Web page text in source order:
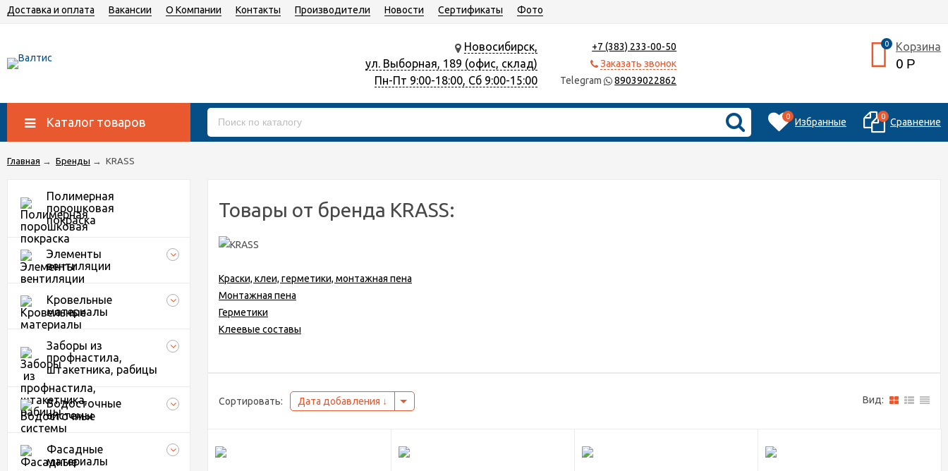
Доставка и оплата Вакансии О Компании Контакты Производители Новости Сертификаты Фото
Новосибирск,
ул. Выборная, 189 (офис, склад)
Пн-Пт 9:00-18:00, Сб 9:00-15:00
+7 (383) 233-00-50
Заказать звонок
Telegram
89039022862
0 Корзина
0 Р
Каталог товаров 0 Избранные 0 Сравнение
Главная → Бренды → KRASS
Полимерная
порошковая
покраска
Элементы
вентиляции
Кровельные
материалы
Заборы из
профнастила,
штакетника, рабицы
Водосточные
системы
Фасадные
материалы
Товары от бренда KRASS:
Краски, клеи, герметики, монтажная пена
Монтажная пена
Герметики
Клеевые составы
Сортировать: Дата добавления Вид: